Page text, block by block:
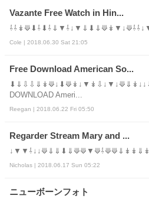
Vazante Free Watch in Hin...
⇩⇩↡⟱⬇⇩⬇⇩⇓▼⇩↓▼⇓⬇⇓⟱↡▼↓⟱⇩⇩↓▼⇩
Cole | 2018.06.30 Sat 21:05
Free Download American So...
DOWNLOAD Ameri...
Reegan | 2018.06.22 Fri 05:50
Regarder Stream Mary and ...
Nicholas | 2018.06.17 Sun 05:22
ニューボーンフォト